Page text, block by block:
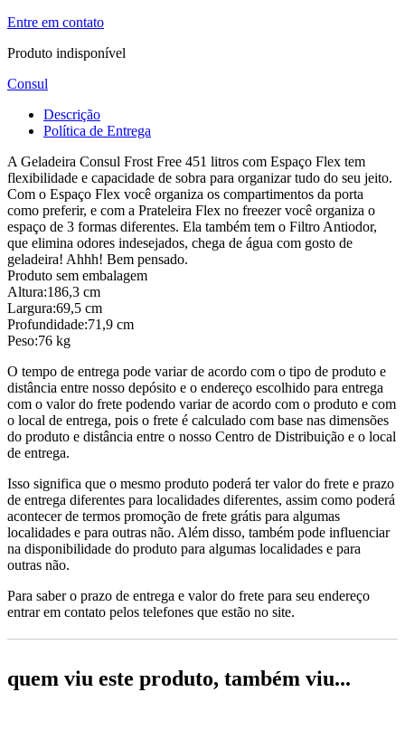
Entre em contato
Produto indisponível
Consul
Descrição
Política de Entrega
A Geladeira Consul Frost Free 451 litros com Espaço Flex tem
flexibilidade e capacidade de sobra para organizar tudo do seu jeito.
Com o Espaço Flex você organiza os compartimentos da porta
como preferir, e com a Prateleira Flex no freezer você organiza o
espaço de 3 formas diferentes. Ela também tem o Filtro Antiodor,
que elimina odores indesejados, chega de água com gosto de
geladeira! Ahhh! Bem pensado.
Produto sem embalagem
Altura:186,3 cm
Largura:69,5 cm
Profundidade:71,9 cm
Peso:76 kg
O tempo de entrega pode variar de acordo com o tipo de produto e
distância entre nosso depósito e o endereço escolhido para entrega
com o valor do frete podendo variar de acordo com o produto e com
o local de entrega, pois o frete é calculado com base nas dimensões
do produto e distância entre o nosso Centro de Distribuição e o local
de entrega.
Isso significa que o mesmo produto poderá ter valor do frete e prazo
de entrega diferentes para localidades diferentes, assim como poderá
acontecer de termos promoção de frete grátis para algumas
localidades e para outras não. Além disso, também pode influenciar
na disponibilidade do produto para algumas localidades e para
outras não.
Para saber o prazo de entrega e valor do frete para seu endereço
entrar em contato pelos telefones que estão no site.
quem viu este produto, também viu...